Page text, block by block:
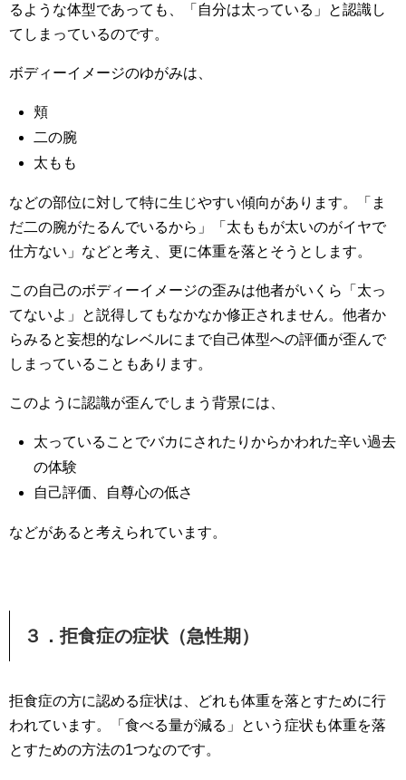
るような体型であっても、「自分は太っている」と認識し
てしまっているのです。
ボディーイメージのゆがみは、
頬
二の腕
太もも
などの部位に対して特に生じやすい傾向があります。「ま
だ二の腕がたるんでいるから」「太ももが太いのがイヤで
仕方ない」などと考え、更に体重を落とそうとします。
この自己のボディーイメージの歪みは他者がいくら「太っ
てないよ」と説得してもなかなか修正されません。他者か
らみると妄想的なレベルにまで自己体型への評価が歪んで
しまっていることもあります。
このように認識が歪んでしまう背景には、
太っていることでバカにされたりからかわれた辛い過去
の体験
自己評価、自尊心の低さ
などがあると考えられています。
３．拒食症の症状（急性期）
拒食症の方に認める症状は、どれも体重を落とすために行
われています。「食べる量が減る」という症状も体重を落
とすための方法の1つなのです。